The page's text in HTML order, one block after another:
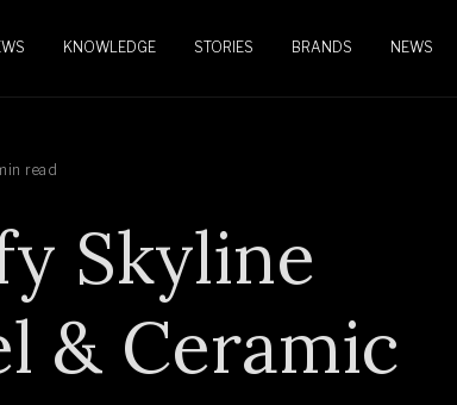
KNOWLEDGE STORIES BRANDS NEWS
read
Skyline
& Ceramic